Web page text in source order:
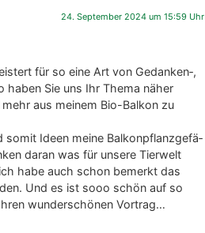
24. September 2024 um 15:59 Uhr
für so eine Art von Gedanken‑,
haben Sie uns Ihr The­ma näher
aus mei­nem Bio-Bal­kon zu
somit Ideen mei­ne Bal­kon­pflanz­ge­fä­
dar­an was für unse­re Tier­welt
habe auch schon bemerkt das
Und es ist sooo schön auf so
wun­der­schö­nen Vor­trag…